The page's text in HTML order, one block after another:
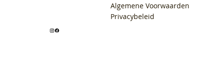
Algemene Voorwaarden
Privacybeleid